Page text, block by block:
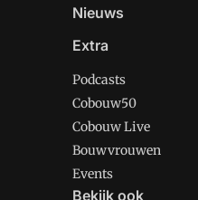
Nieuws
Extra
Podcasts
Cobouw50
Cobouw Live
Bouwvrouwen
Events
Bekijk ook